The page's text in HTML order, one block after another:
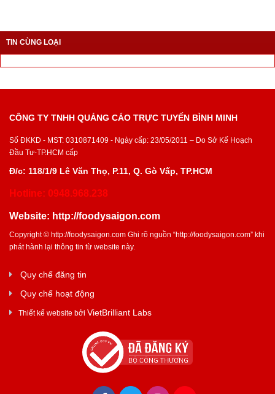
TIN CÙNG LOẠI
CÔNG TY TNHH QUẢNG CÁO TRỰC TUYẾN BÌNH MINH
Số ĐKKD - MST: 0310871409 - Ngày cấp: 23/05/2011 – Do Sở Kế Hoạch
Đầu Tư-TP.HCM cấp
Đ/c: 118/1/9 Lê Văn Thọ, P.11, Q. Gò Vấp, TP.HCM
Hotline: 0948.968.238
Website: http://foodysaigon.com
Copyright © http://foodysaigon.com Ghi rõ nguồn “http://foodysaigon.com” khi
phát hành lại thông tin từ website này.
Quy chế đăng tin
Quy chế hoạt động
Thiết kế website bởi VietBrilliant Labs